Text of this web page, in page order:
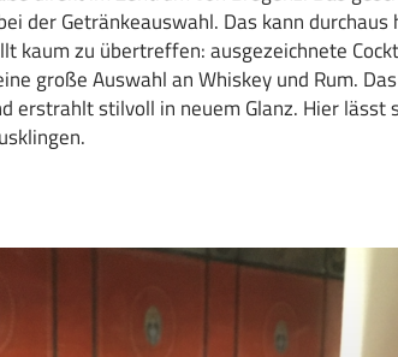
der Getränkeauswahl. Das kann
kaum zu übertreffen: ausgezeichnete
große Auswahl an Whiskey und Rum.
erstrahlt stilvoll in neuem Glanz. Hier lässt